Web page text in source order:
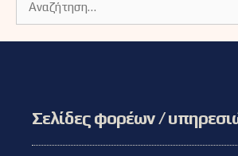
για:
Σελίδες φορέων /